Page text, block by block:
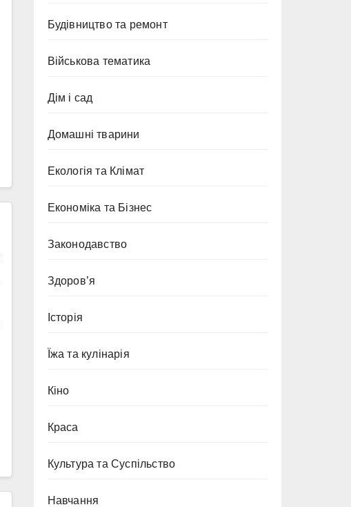
Будівництво та ремонт
Військова тематика
Дім і сад
Домашні тварини
Екологія та Клімат
Економіка та Бізнес
Законодавство
Здоров’я
Історія
Їжа та кулінарія
Кіно
Краса
Культура та Суспільство
Навчання